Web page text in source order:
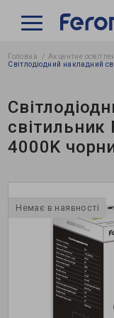
Головна Акцентне
Світлодіодний накладний
світильник
4000K
Немає в наявності